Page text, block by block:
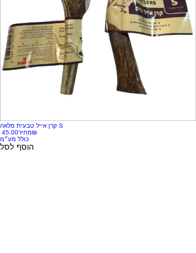
קרן אייל טבעית מלאה S
מחיר‏45.00 ‏₪
כולל מע״מ
הוסף לסל